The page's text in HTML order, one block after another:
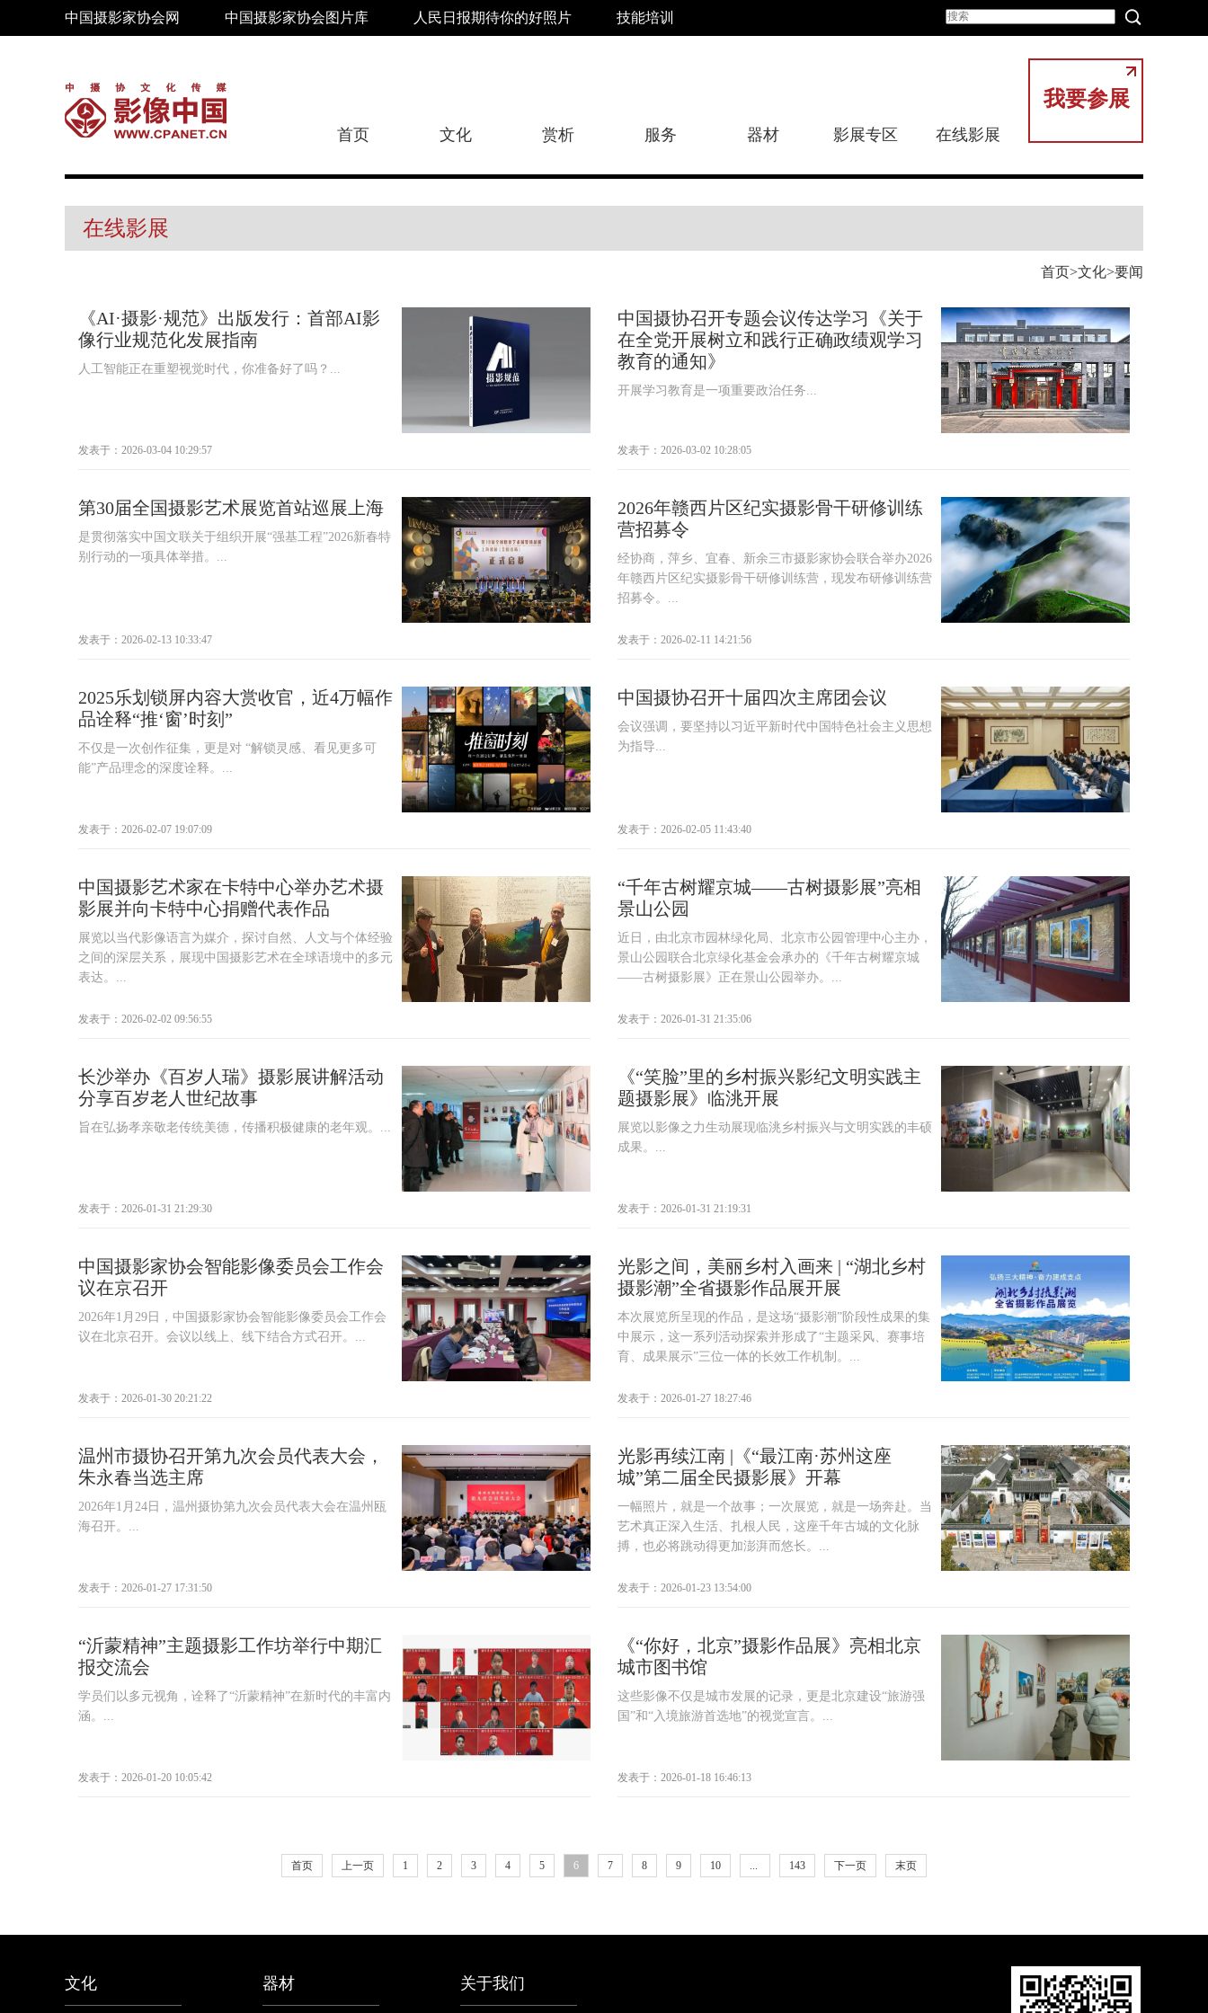
中国摄影家协会网 中国摄影家协会图片库 人民日报期待你的好照片 技能培训
我要参展
首页 文化 赏析 服务 器材 影展专区 在线影展
在线影展
首页 文化 要闻
《AI·摄影·规范》出版发行：首部AI影
像行业规范化发展指南
人工智能正在重塑视觉时代，你准备好了吗？...
发表于：2026-03-04 10:29:57
中国摄协召开专题会议传达学习《关于
在全党开展树立和践行正确政绩观学习
教育的通知》
开展学习教育是一项重要政治任务...
发表于：2026-03-02 10:28:05
第30届全国摄影艺术展览首站巡展上海
是贯彻落实中国文联关于组织开展“强基工程”2026新春特
别行动的一项具体举措。...
发表于：2026-02-13 10:33:47
2026年赣西片区纪实摄影骨干研修训练
营招募令
经协商，萍乡、宜春、新余三市摄影家协会联合举办2026
年赣西片区纪实摄影骨干研修训练营，现发布研修训练营
招募令。...
发表于：2026-02-11 14:21:56
2025乐划锁屏内容大赏收官，近4万幅作
品诠释“推‘窗’时刻”
不仅是一次创作征集，更是对 “解锁灵感、看见更多可
能”产品理念的深度诠释。...
发表于：2026-02-07 19:07:09
中国摄协召开十届四次主席团会议
会议强调，要坚持以习近平新时代中国特色社会主义思想
为指导...
发表于：2026-02-05 11:43:40
中国摄影艺术家在卡特中心举办艺术摄
影展并向卡特中心捐赠代表作品
展览以当代影像语言为媒介，探讨自然、人文与个体经验
之间的深层关系，展现中国摄影艺术在全球语境中的多元
表达。...
发表于：2026-02-02 09:56:55
“千年古树耀京城——古树摄影展”亮相
景山公园
近日，由北京市园林绿化局、北京市公园管理中心主办，
景山公园联合北京绿化基金会承办的《千年古树耀京城
——古树摄影展》正在景山公园举办。...
发表于：2026-01-31 21:35:06
长沙举办《百岁人瑞》摄影展讲解活动
分享百岁老人世纪故事
旨在弘扬孝亲敬老传统美德，传播积极健康的老年观。...
发表于：2026-01-31 21:29:30
《“笑脸”里的乡村振兴影纪文明实践主
题摄影展》临洮开展
展览以影像之力生动展现临洮乡村振兴与文明实践的丰硕
成果。...
发表于：2026-01-31 21:19:31
中国摄影家协会智能影像委员会工作会
议在京召开
2026年1月29日，中国摄影家协会智能影像委员会工作会
议在北京召开。会议以线上、线下结合方式召开。...
发表于：2026-01-30 20:21:22
光影之间，美丽乡村入画来 | “湖北乡村
摄影潮”全省摄影作品展开展
本次展览所呈现的作品，是这场“摄影潮”阶段性成果的集
中展示，这一系列活动探索并形成了“主题采风、赛事培
育、成果展示”三位一体的长效工作机制。...
发表于：2026-01-27 18:27:46
温州市摄协召开第九次会员代表大会，
朱永春当选主席
2026年1月24日，温州摄协第九次会员代表大会在温州瓯
海召开。...
发表于：2026-01-27 17:31:50
光影再续江南 |《“最江南·苏州这座
城”第二届全民摄影展》开幕
一幅照片，就是一个故事；一次展览，就是一场奔赴。当
艺术真正深入生活、扎根人民，这座千年古城的文化脉
搏，也必将跳动得更加澎湃而悠长。...
发表于：2026-01-23 13:54:00
“沂蒙精神”主题摄影工作坊举行中期汇
报交流会
学员们以多元视角，诠释了“沂蒙精神”在新时代的丰富内
涵。...
发表于：2026-01-20 10:05:42
《“你好，北京”摄影作品展》亮相北京
城市图书馆
这些影像不仅是城市发展的记录，更是北京建设“旅游强
国”和“入境旅游首选地”的视觉宣言。...
发表于：2026-01-18 16:46:13
首页 上一页 1 2 3 4 5 6 7 8 9 10 ... 143 下一页 末页
文化 器材 关于我们